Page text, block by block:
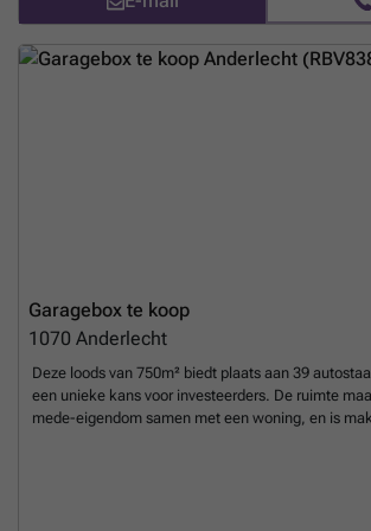
Garagebox te koop
1070 Anderlecht
Deze loods van 750m² biedt plaats aan 39
een unieke kans voor investeerders. De ruimte
mede-eigendom samen met een woning, en is
verlengbaar), is deze loods volledig voorbereid
De loods is ideaal gelegen in een residentiële